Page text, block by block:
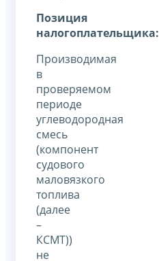
Позиция
налогоплательщика:
Производимая
в
проверяемом
периоде
углеводородная
смесь
(компонент
судового
маловязкого
топлива
(далее
–
КСМТ))
не